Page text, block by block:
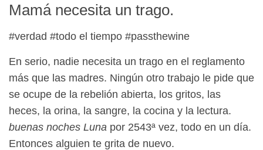
Mamá necesita un trago.
#verdad #todo el tiempo #passthewine
En serio, nadie necesita un trago en el reglamento
más que las madres. Ningún otro trabajo le pide que
se ocupe de la rebelión abierta, los gritos, las
heces, la orina, la sangre, la cocina y la lectura.
buenas noches Luna por 2543ª vez, todo en un día.
Entonces alguien te grita de nuevo.